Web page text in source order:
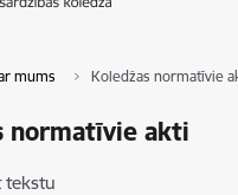
mums Koledžas normatīvie
normatīvie akti
tekstu